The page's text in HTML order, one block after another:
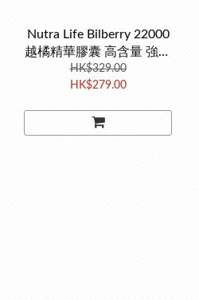
Nutra Life Bilberry 22000
越橘精華膠囊 高含量 強力
抗氧化護眼配方 60粒
HK$329.00
HK$279.00